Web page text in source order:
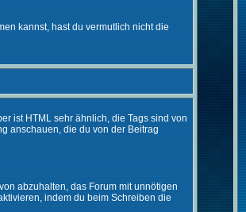
kannst, hast du vermutlich nicht die
ist HTML sehr ähnlich, die Tags sind von
anschauen, die du von der Beitrag
abzuhalten, das Forum mit unnötigen
indem du beim Schreiben die